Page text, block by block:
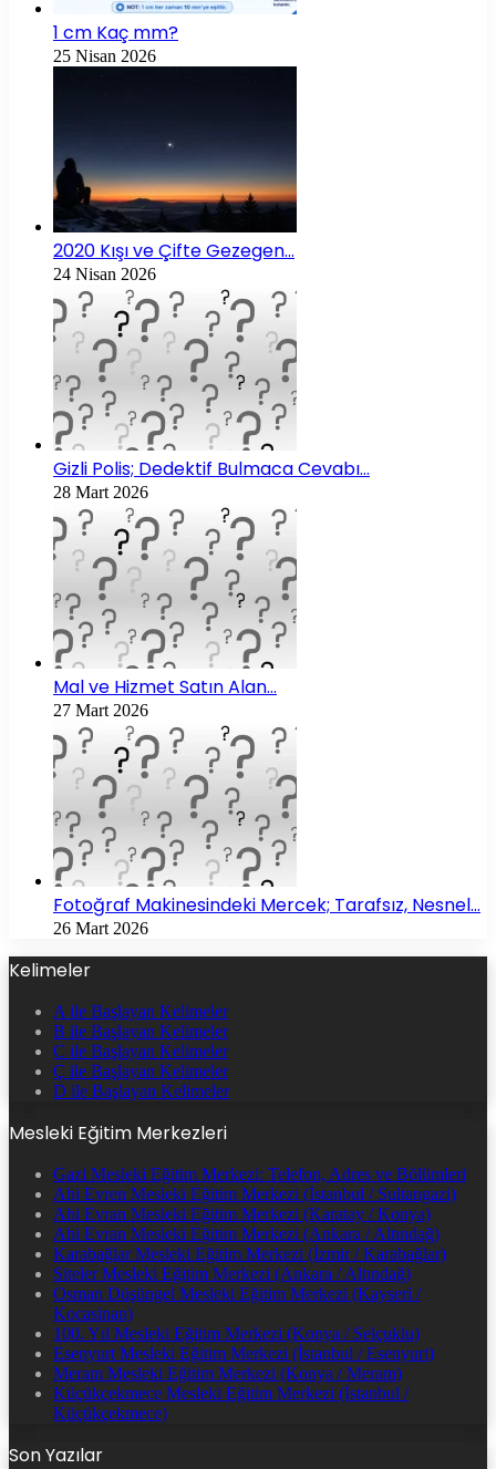
1 cm Kaç mm?
25 Nisan 2026
2020 Kışı ve Çifte Gezegen…
24 Nisan 2026
Gizli Polis; Dedektif Bulmaca Cevabı…
28 Mart 2026
Mal ve Hizmet Satın Alan…
27 Mart 2026
Fotoğraf Makinesindeki Mercek; Tarafsız, Nesnel…
26 Mart 2026
Kelimeler
A ile Başlayan Kelimeler
B ile Başlayan Kelimeler
C ile Başlayan Kelimeler
Ç ile Başlayan Kelimeler
D ile Başlayan Kelimeler
Mesleki Eğitim Merkezleri
Gazi Mesleki Eğitim Merkezi: Telefon, Adres ve Bölümleri
Ahi Evren Mesleki Eğitim Merkezi (İstanbul / Sultangazi)
Ahi Evran Mesleki Eğitim Merkezi (Karatay / Konya)
Ahi Evran Mesleki Eğitim Merkezi (Ankara / Altındağ)
Karabağlar Mesleki Eğitim Merkezi (İzmir / Karabağlar)
Siteler Mesleki Eğitim Merkezi (Ankara / Altındağ)
Osman Düşüngel Mesleki Eğitim Merkezi (Kayseri /
Kocasinan)
100. Yıl Mesleki Eğitim Merkezi (Konya / Selçuklu)
Esenyurt Mesleki Eğitim Merkezi (İstanbul / Esenyurt)
Meram Mesleki Eğitim Merkezi (Konya / Meram)
Küçükçekmece Mesleki Eğitim Merkezi (İstanbul /
Küçükçekmece)
Son Yazılar